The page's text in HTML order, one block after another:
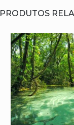
PRODUTOS